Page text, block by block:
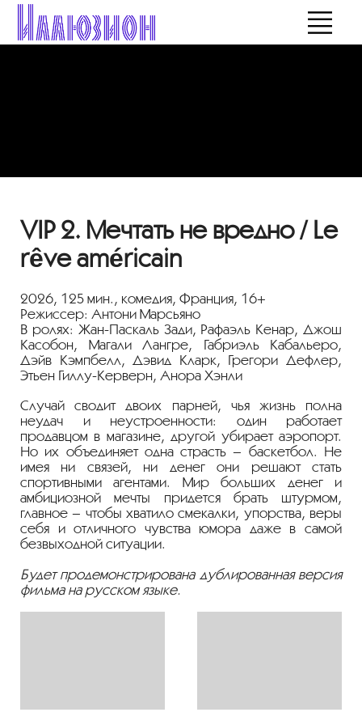
VIP 2. Мечтать не вредно / Le
rêve américain
2026, 125 мин., комедия, Франция, 16+
Режиссер: Антони Марсьяно
В ролях: Жан-Паскаль Зади, Рафаэль Кенар, Джош
Касобон, Магали Лангре, Габриэль Кабальеро,
Дэйв Кэмпбелл, Дэвид Кларк, Грегори Дефлер,
Этьен Гиллу-Керверн, Анора Хэнли
Случай сводит двоих парней, чья жизнь полна
неудач и неустроенности: один работает
продавцом в магазине, другой убирает аэропорт.
Но их объединяет одна страсть – баскетбол. Не
имея ни связей, ни денег они решают стать
спортивными агентами. Мир больших денег и
амбициозной мечты придется брать штурмом,
главное – чтобы хватило смекалки, упорства, веры
себя и отличного чувства юмора даже в самой
безвыходной ситуации.
Будет продемонстрирована дублированная версия
фильма на русском языке.